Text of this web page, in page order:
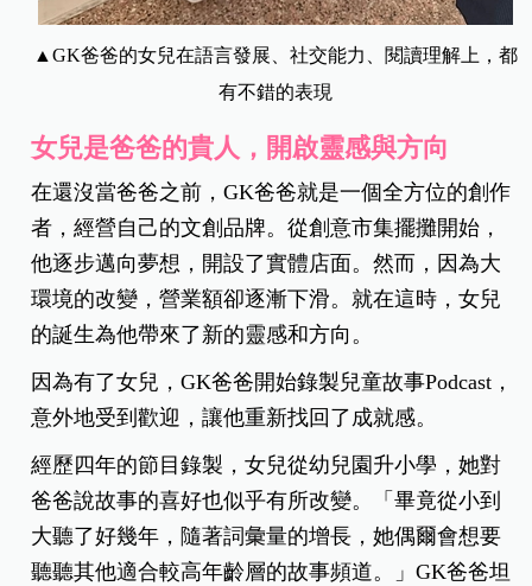
▲GK爸爸的女兒在語言發展、社交能力、閱讀理解上，都
有不錯的表現
女兒是爸爸的貴人，開啟靈感與方向
在還沒當爸爸之前，GK爸爸就是一個全方位的創作
者，經營自己的文創品牌。從創意市集擺攤開始，
他逐步邁向夢想，開設了實體店面。然而，因為大
環境的改變，營業額卻逐漸下滑。就在這時，女兒
的誕生為他帶來了新的靈感和方向。
因為有了女兒，GK爸爸開始錄製兒童故事Podcast，
意外地受到歡迎，讓他重新找回了成就感。
經歷四年的節目錄製，女兒從幼兒園升小學，她對
爸爸說故事的喜好也似乎有所改變。「畢竟從小到
大聽了好幾年，隨著詞彙量的增長，她偶爾會想要
聽聽其他適合較高年齡層的故事頻道。」GK爸爸坦